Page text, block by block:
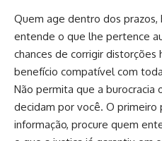
Quem age dentro dos prazos,
entende o que lhe pertence
chances de corrigir distorções
benefício compatível com
Não permita que a burocracia
decidam por você. O primeiro
informação, procure quem